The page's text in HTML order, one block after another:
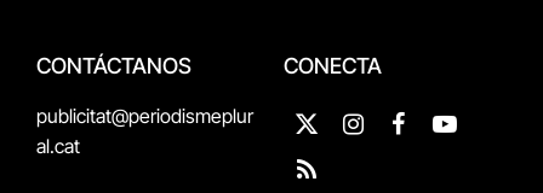
CONTÁCTANOS
publicitat@periodismeplur
al.cat
CONECTA
X
(Twitter)
InstagramFacebookYouTube
RSS